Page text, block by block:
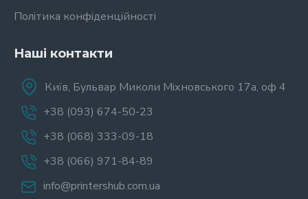
Політика конфіденційності
Наші контакти
Київ, Бульвар Миколи Міхновського 17а, оф 4
+38 (093) 674-50-23
+38 (068) 333-09-18
+38 (066) 971-84-89
info@printershub.com.ua